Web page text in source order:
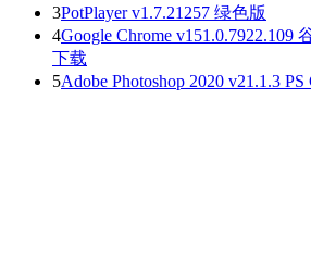
3PotPlayer v1.7.21257 绿色版
4Google Chrome v151.0.7922.109
下载
5Adobe Photoshop 2020 v21.1.3